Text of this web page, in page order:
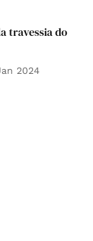
travessia do
2024